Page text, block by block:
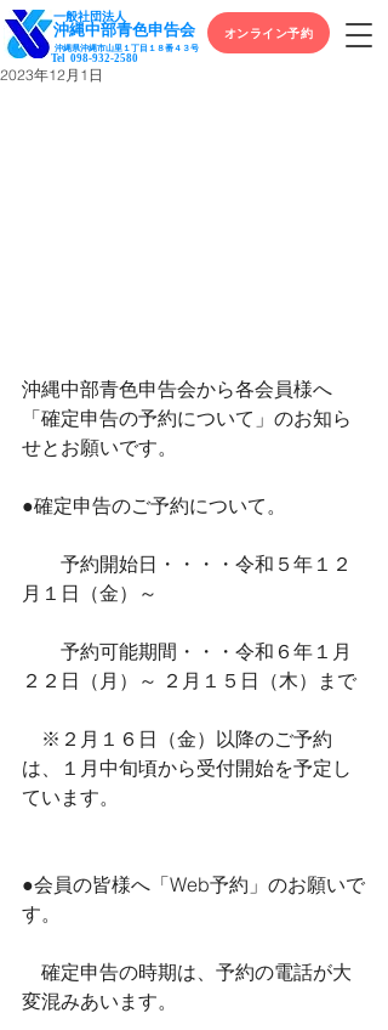
​沖縄中部青色申告会
一般社団法人
沖縄県沖縄市山里１丁目１８番４３号
Tel 098-932-2580
オンライン予約
2023年12月1日
沖縄中部青色申告会から各会員様へ
「確定申告の予約について」のお知ら
せとお願いです。
●確定申告のご予約について。
予約開始日・・・・令和５年１２
月１日（金）～
予約可能期間・・・令和６年１月
２２日（月）～ ２月１５日（木）まで
※２月１６日（金）以降のご予約
は、１月中旬頃から受付開始を予定し
ています。
●会員の皆様へ「Web予約」のお願いで
す。
確定申告の時期は、予約の電話が大
変混みあいます。